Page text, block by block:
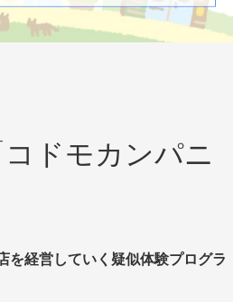
ドモカンパニ
を経営していく疑似体験プログラ